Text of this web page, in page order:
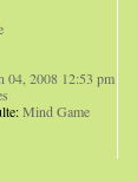
04, 2008 12:53 pm
Mind Game